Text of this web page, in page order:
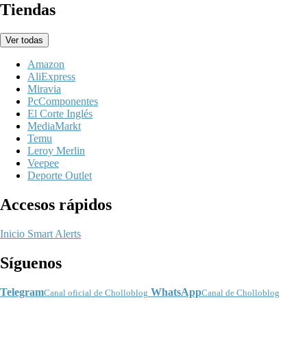
Tiendas
Ver todas
Amazon
AliExpress
Miravia
PcComponentes
El Corte Inglés
MediaMarkt
Temu
Leroy Merlin
Veepee
Deporte Outlet
Accesos rápidos
Inicio Smart Alerts
Síguenos
TelegramCanal oficial de Cholloblog WhatsAppCanal de Cholloblog